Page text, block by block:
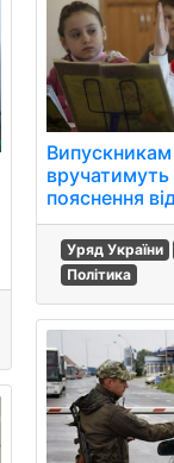
вручатимуть
пояснення
Уряд України
Політика